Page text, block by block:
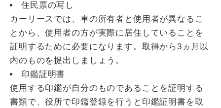
住民票の写し
カーリースでは、車の所有者と使用者が異なるこ
とから、使用者の方が実際に居住していることを
証明するために必要になります。取得から3ヵ月以
内のものを提出しましょう。
印鑑証明書
使用する印鑑が自分のものであることを証明する
書類で、役所で印鑑登録を行うと印鑑証明書を取